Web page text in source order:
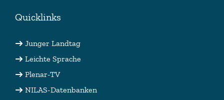
Quicklinks
Junger Landtag
Leichte Sprache
Plenar-TV
NILAS-Datenbanken